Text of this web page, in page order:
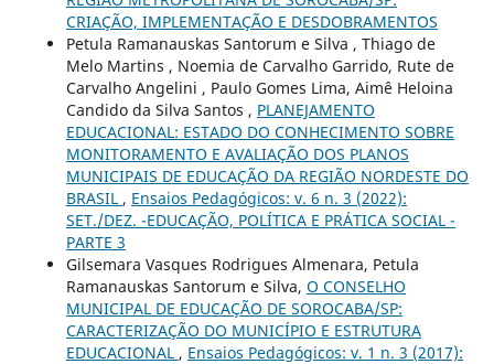
CRIAÇÃO, IMPLEMENTAÇÃO E DESDOBRAMENTOS
Petula Ramanauskas Santorum e Silva , Thiago de
Melo Martins , Noemia de Carvalho Garrido, Rute de
Carvalho Angelini , Paulo Gomes Lima, Aimê Heloina
Candido da Silva Santos , PLANEJAMENTO
EDUCACIONAL: ESTADO DO CONHECIMENTO SOBRE
MONITORAMENTO E AVALIAÇÃO DOS PLANOS
MUNICIPAIS DE EDUCAÇÃO DA REGIÃO NORDESTE DO
BRASIL , Ensaios Pedagógicos: v. 6 n. 3 (2022):
SET./DEZ. -EDUCAÇÃO, POLÍTICA E PRÁTICA SOCIAL -
PARTE 3
Gilsemara Vasques Rodrigues Almenara, Petula
Ramanauskas Santorum e Silva, O CONSELHO
MUNICIPAL DE EDUCAÇÃO DE SOROCABA/SP:
CARACTERIZAÇÃO DO MUNICÍPIO E ESTRUTURA
EDUCACIONAL , Ensaios Pedagógicos: v. 1 n. 3 (2017):